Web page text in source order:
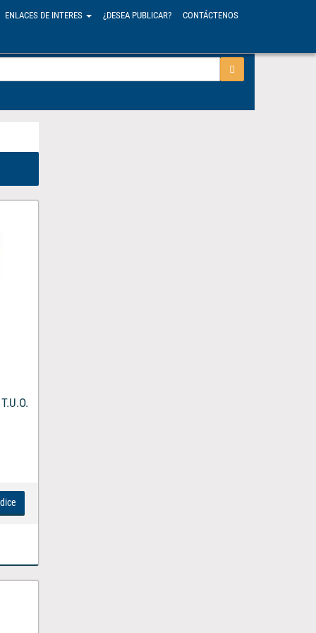
ENLACES DE INTERES ¿DESEA PUBLICAR? CONTÁCTENOS